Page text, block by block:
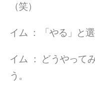
（笑）
イム ： 「やる」と
イム ：
どうやって
う。